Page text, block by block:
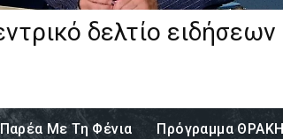
δελτίο
Παρέα Με Τη Φένια Πρόγραμμα